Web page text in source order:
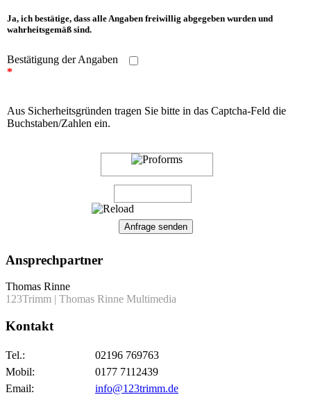
Ja, ich bestätige, dass alle Angaben freiwillig abgegeben wurden und
wahrheitsgemäß sind.
Bestätigung der Angaben
*
Aus Sicherheitsgründen tragen Sie bitte in das Captcha-Feld die
Buchstaben/Zahlen ein.
Ansprechpartner
Thomas Rinne
123Trimm | Thomas Rinne Multimedia
Kontakt
Tel.:
02196 769763
Mobil:
0177 7112439
Email:
info@123trimm.de